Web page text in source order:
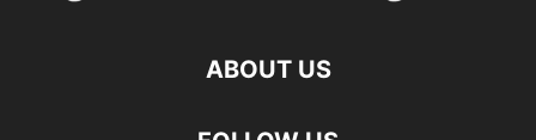
ABOUT US